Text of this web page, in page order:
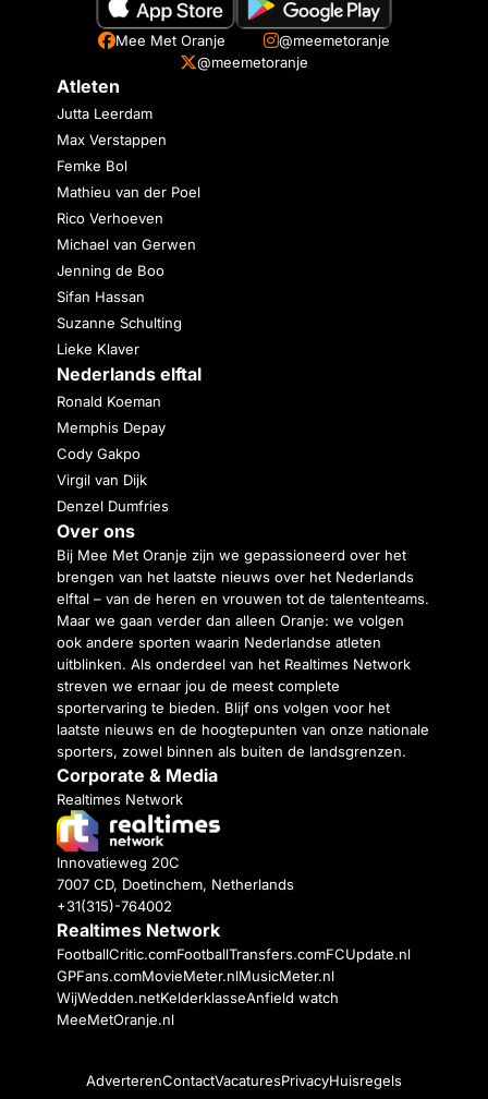
Mee Met Oranje
@meemetoranje
@meemetoranje
Atleten
Jutta Leerdam
Max Verstappen
Femke Bol
Mathieu van der Poel
Rico Verhoeven
Michael van Gerwen
Jenning de Boo
Sifan Hassan
Suzanne Schulting
Lieke Klaver
Nederlands elftal
Ronald Koeman
Memphis Depay
Cody Gakpo
Virgil van Dijk
Denzel Dumfries
Over ons
Bij Mee Met Oranje zijn we gepassioneerd over het
brengen van het laatste nieuws over het Nederlands
elftal – van de heren en vrouwen tot de talententeams.
Maar we gaan verder dan alleen Oranje: we volgen
ook andere sporten waarin Nederlandse atleten
uitblinken. Als onderdeel van het Realtimes Network
streven we ernaar jou de meest complete
sportervaring te bieden. Blijf ons volgen voor het
laatste nieuws en de hoogtepunten van onze nationale
sporters, zowel binnen als buiten de landsgrenzen.
Corporate & Media
Realtimes Network
Innovatieweg 20C
7007 CD, Doetinchem, Netherlands
+31(315)-764002
Realtimes Network
FootballCritic.comFootballTransfers.comFCUpdate.nl
GPFans.comMovieMeter.nlMusicMeter.nl
WijWedden.netKelderklasseAnfield watch
MeeMetOranje.nl
AdverterenContactVacaturesPrivacyHuisregels